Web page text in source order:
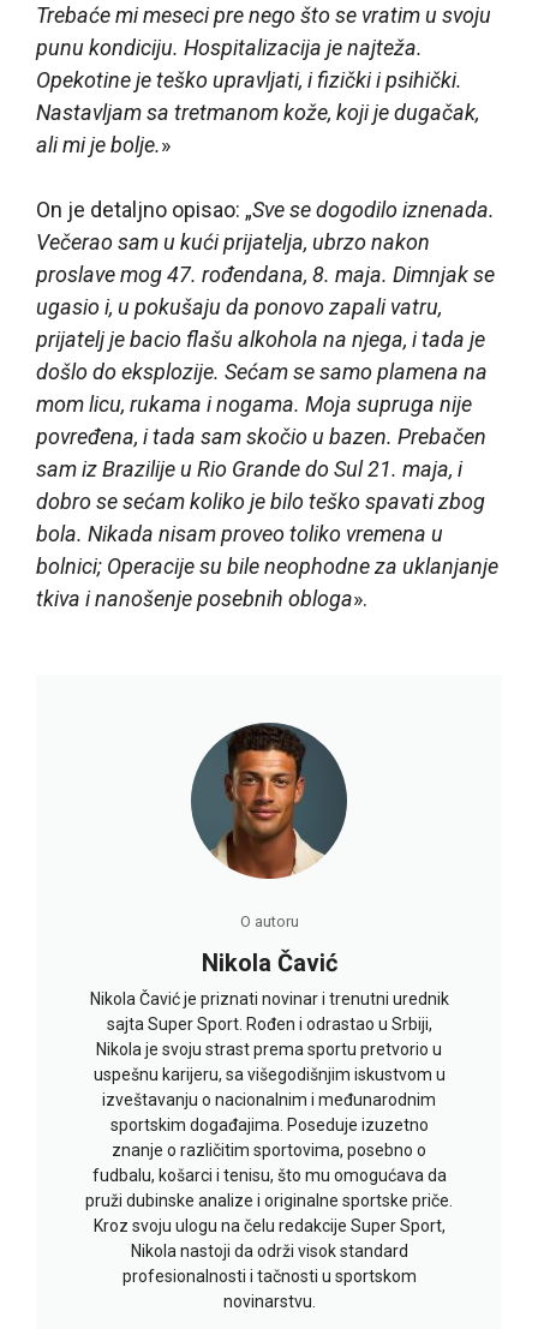
Trebaće mi meseci pre nego što se vratim u svoju
punu kondiciju. Hospitalizacija je najteža.
Opekotine je teško upravljati, i fizički i psihički.
Nastavljam sa tretmanom kože, koji je dugačak,
ali mi je bolje.»
On je detaljno opisao: „Sve se dogodilo iznenada.
Večerao sam u kući prijatelja, ubrzo nakon
proslave mog 47. rođendana, 8. maja. Dimnjak se
ugasio i, u pokušaju da ponovo zapali vatru,
prijatelj je bacio flašu alkohola na njega, i tada je
došlo do eksplozije. Sećam se samo plamena na
mom licu, rukama i nogama. Moja supruga nije
povređena, i tada sam skočio u bazen. Prebačen
sam iz Brazilije u Rio Grande do Sul 21. maja, i
dobro se sećam koliko je bilo teško spavati zbog
bola. Nikada nisam proveo toliko vremena u
bolnici; Operacije su bile neophodne za uklanjanje
tkiva i nanošenje posebnih obloga».
O autoru
Nikola Čavić
Nikola Čavić je priznati novinar i trenutni urednik
sajta Super Sport. Rođen i odrastao u Srbiji,
Nikola je svoju strast prema sportu pretvorio u
uspešnu karijeru, sa višegodišnjim iskustvom u
izveštavanju o nacionalnim i međunarodnim
sportskim događajima. Poseduje izuzetno
znanje o različitim sportovima, posebno o
fudbalu, košarci i tenisu, što mu omogućava da
pruži dubinske analize i originalne sportske priče.
Kroz svoju ulogu na čelu redakcije Super Sport,
Nikola nastoji da održi visok standard
profesionalnosti i tačnosti u sportskom
novinarstvu.